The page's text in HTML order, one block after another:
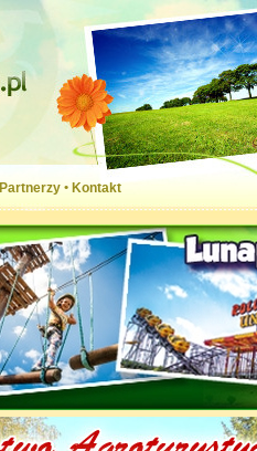
Partnerzy • Kontakt